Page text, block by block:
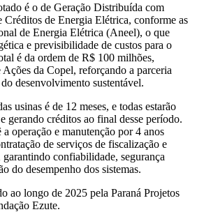
é o de Geração Distribuída com
Créditos de Energia Elétrica, conforme as
de Energia Elétrica (Aneel), o que
e previsibilidade de custos para o
é da ordem de R$ 100 milhões,
da Copel, reforçando a parceria
desenvolvimento sustentável.
usinas é de 12 meses, e todas estarão
gerando créditos ao final desse período.
operação e manutenção por 4 anos
de serviços de fiscalização e
garantindo confiabilidade, segurança
do desempenho dos sistemas.
ao longo de 2025 pela Paraná Projetos
Ezute.